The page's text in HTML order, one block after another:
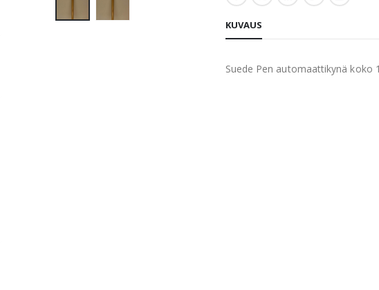
KUVAUS
Suede Pen automaattikynä koko